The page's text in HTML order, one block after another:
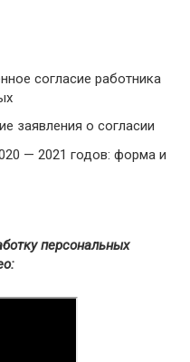
согласие работника
заявления о согласии
— 2021 годов: форма и
персональных